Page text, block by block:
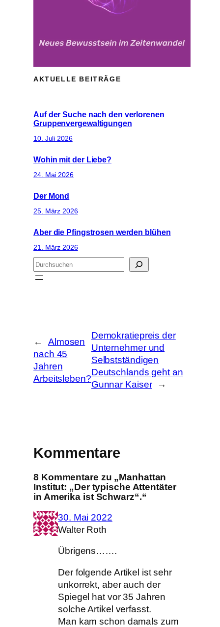
AKTUELLE BEITRÄGE
Auf der Suche nach den verlorenen
Gruppenvergewaltigungen
10. Juli 2026
Wohin mit der Liebe?
24. Mai 2026
Der Mond
25. März 2026
Aber die Pfingstrosen werden blühen
21. März 2026
S
u
←
Almosen
nach 45
Jahren
Arbeitsleben?
Demokratiepreis der
Unternehmer und
Selbstständigen
Deutschlands geht an
Gunnar Kaiser
→
Kommentare
8 Kommentare zu „Manhattan
Institut: „Der typische Attentäter
in Amerika ist Schwarz“.“
30. Mai 2022
Walter Roth
Übrigens…….
Der folgende Artikel ist sehr
unkorrekt, aber auch der
Spiegel hat vor 35 Jahren
solche Artikel verfasst.
Man kam schon damals zum